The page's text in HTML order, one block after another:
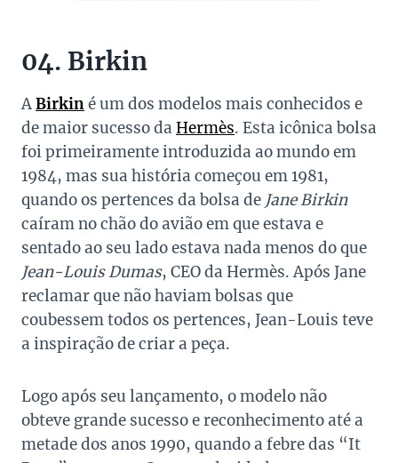
04. Birkin
ABirkiné um dos modelos mais conhecidos e
de maior sucesso da Hermès. Esta icônica bolsa
foi primeiramente introduzida ao mundo em
1984, mas sua história começou em 1981,
quando os pertences da bolsa de Jane Birkin
caíram no chão do avião em que estava e
sentado ao seu lado estava nada menos do que
Jean-Louis Dumas, CEO da Hermès. Após Jane
reclamar que não haviam bolsas que
coubessem todos os pertences, Jean-Louis teve
a inspiração de criar a peça.
Logo após seu lançamento, o modelo não
obteve grande sucesso e reconhecimento até a
metade dos anos 1990, quando a febre das “It